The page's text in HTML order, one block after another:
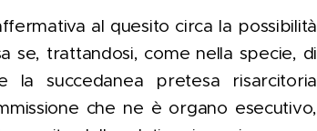
al quesito circa la possibilità
se, trattandosi, come nella specie, di
succedanea pretesa risarcitoria
che ne è organo esecutivo,